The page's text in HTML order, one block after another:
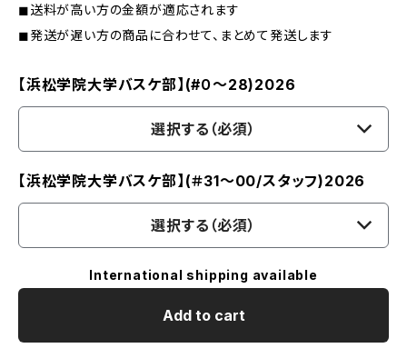
◼︎送料が高い方の金額が適応されます
◼︎発送が遅い方の商品に合わせて、まとめて発送します
【浜松学院大学バスケ部】(#０～28)2026
選択する（必須）
【浜松学院大学バスケ部】(＃31～00/スタッフ)2026
選択する（必須）
International shipping available
Add to cart